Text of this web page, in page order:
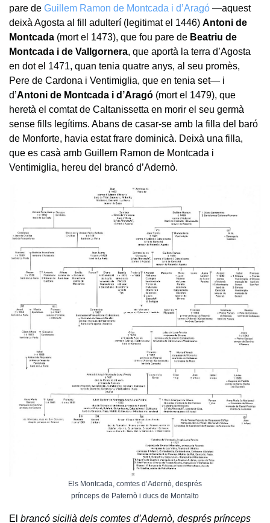
pare de Guillem Ramon de Montcada i d’Aragó —aquest
deixà Agosta al fill adulterí (legitimat el 1446) Antoni de
Montcada (mort el 1473), que fou pare de Beatriu de
Montcada i de Vallgornera, que aportà la terra d’Agosta
en dot el 1471, quan tenia quatre anys, al seu promès,
Pere de Cardona i Ventimiglia, que en tenia set— i
d’Antoni de Montcada i d’Aragó (mort el 1479), que
heretà el comtat de Caltanissetta en morir el seu germà
sense fills legítims. Abans de casar-se amb la filla del baró
de Monforte, havia estat frare dominicà. Deixà una filla,
que es casà amb Guillem Ramon de Montcada i
Ventimiglia, hereu del brancó d’Adernò.
Els Montcada, comtes d’Adernò, després
prínceps de Paternò i ducs de Montalto
El brancó sicilià dels comtes d’Adernò, després prínceps